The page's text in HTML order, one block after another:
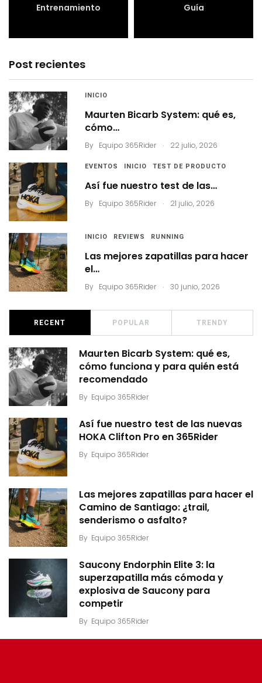
Entrenamiento Guía
Post recientes
INICIO
Maurten Bicarb System: qué es,
cómo…
By Equipo 365Rider . 22 julio, 2026
EVENTOS INICIO TEST DE PRODUCTO
Así fue nuestro test de las…
By Equipo 365Rider . 21 julio, 2026
INICIO REVIEWS RUNNING
Las mejores zapatillas para hacer
el…
By Equipo 365Rider . 30 junio, 2026
RECENT POPULAR TRENDY
Maurten Bicarb System: qué es,
cómo funciona y para quién está
recomendado
By Equipo 365Rider
Así fue nuestro test de las nuevas
HOKA Clifton Pro en 365Rider
By Equipo 365Rider
Las mejores zapatillas para hacer el
Camino de Santiago: ¿trail,
senderismo o asfalto?
By Equipo 365Rider
Saucony Endorphin Elite 3: la
superzapatilla más cómoda y
explosiva de Saucony para
competir
By Equipo 365Rider